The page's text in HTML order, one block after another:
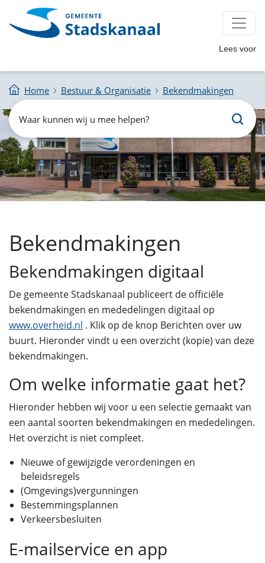
Lees voor
Home Bestuur & Organisatie Bekendmakingen
Zoeken
Waar
kunnen
wij
u
mee
helpen?
Bekendmakingen
Bekendmakingen digitaal
De gemeente Stadskanaal publiceert de officiële
bekendmakingen en mededelingen digitaal op
www.overheid.nl . Klik op de knop Berichten over uw
buurt. Hieronder vindt u een overzicht (kopie) van deze
bekendmakingen.
Om welke informatie gaat het?
Hieronder hebben wij voor u een selectie gemaakt van
een aantal soorten bekendmakingen en mededelingen.
Het overzicht is niet compleet.
Nieuwe of gewijzigde verordeningen en
beleidsregels
(Omgevings)vergunningen
Bestemmingsplannen
Verkeersbesluiten
E-mailservice en app